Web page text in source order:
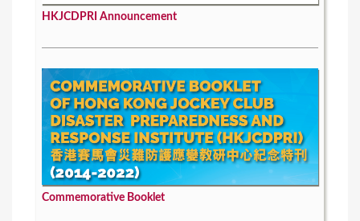
HKJCDPRI Announcement
Commemorative Booklet